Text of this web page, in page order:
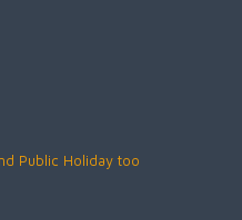
Public Holiday too